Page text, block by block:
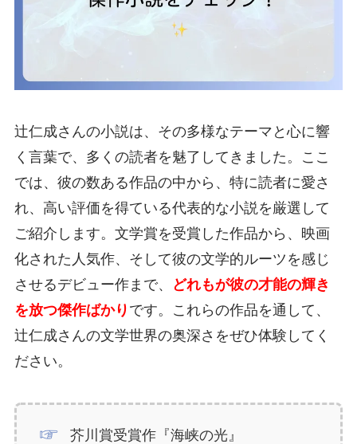
辻仁成さんの小説は、その多様なテーマと心に響
く言葉で、多くの読者を魅了してきました。ここ
では、彼の数ある作品の中から、特に読者に愛さ
れ、高い評価を得ている代表的な小説を厳選して
ご紹介します。文学賞を受賞した作品から、映画
化された人気作、そして彼の文学的ルーツを感じ
させるデビュー作まで、
どれもが彼の才能の輝き
を放つ傑作ばかり です。これらの作品を通して、
辻仁成さんの文学世界の奥深さをぜひ体験してく
ださい。
芥川賞受賞作『海峡の光』